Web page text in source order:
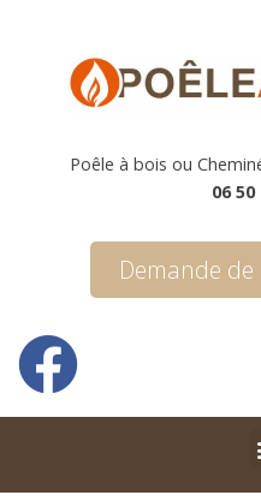
Poêle à bois ou
06 50
Demande